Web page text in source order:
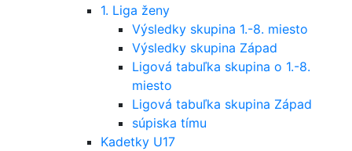
1. Liga ženy
Výsledky skupina 1.-8. miesto
Výsledky skupina Západ
Ligová tabuľka skupina o 1.-8.
miesto
Ligová tabuľka skupina Západ
súpiska tímu
Kadetky U17